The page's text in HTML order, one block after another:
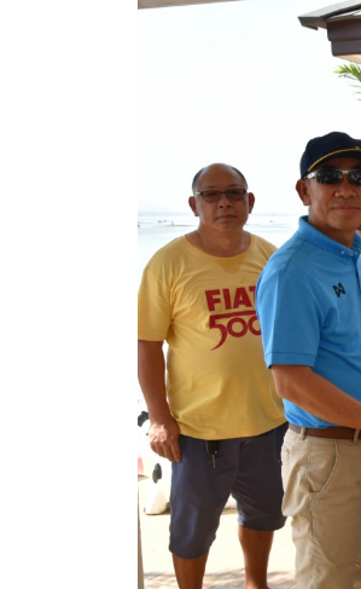
ประกาศขายทอดตลาดทรัพย์สิ
ประกาศกำหนดอายุการใช้งา
คู่มือการปฏิบัติงานฝ่ายทะเบีย
การประเมินความพึงพอใจขอ
ขั้นตอนและวิธีการชำระภาษีฯ
แบบฟอร์มการชำระภาษีฯ
การบริการแบบเบ็ดเสร็จ
หนังสือสั่งการ
สรุปผลการปฏิบัติงานประจำเดื